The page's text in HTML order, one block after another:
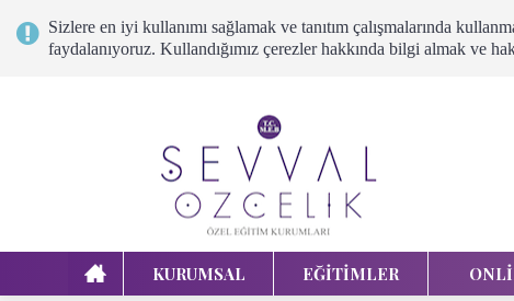
Sizlere en iyi kullanımı sağlamak ve tanıtım çalışmalarında
faydalanıyoruz. Kullandığımız çerezler hakkında bilgi almak ve
KURUMSAL EĞITIMLER